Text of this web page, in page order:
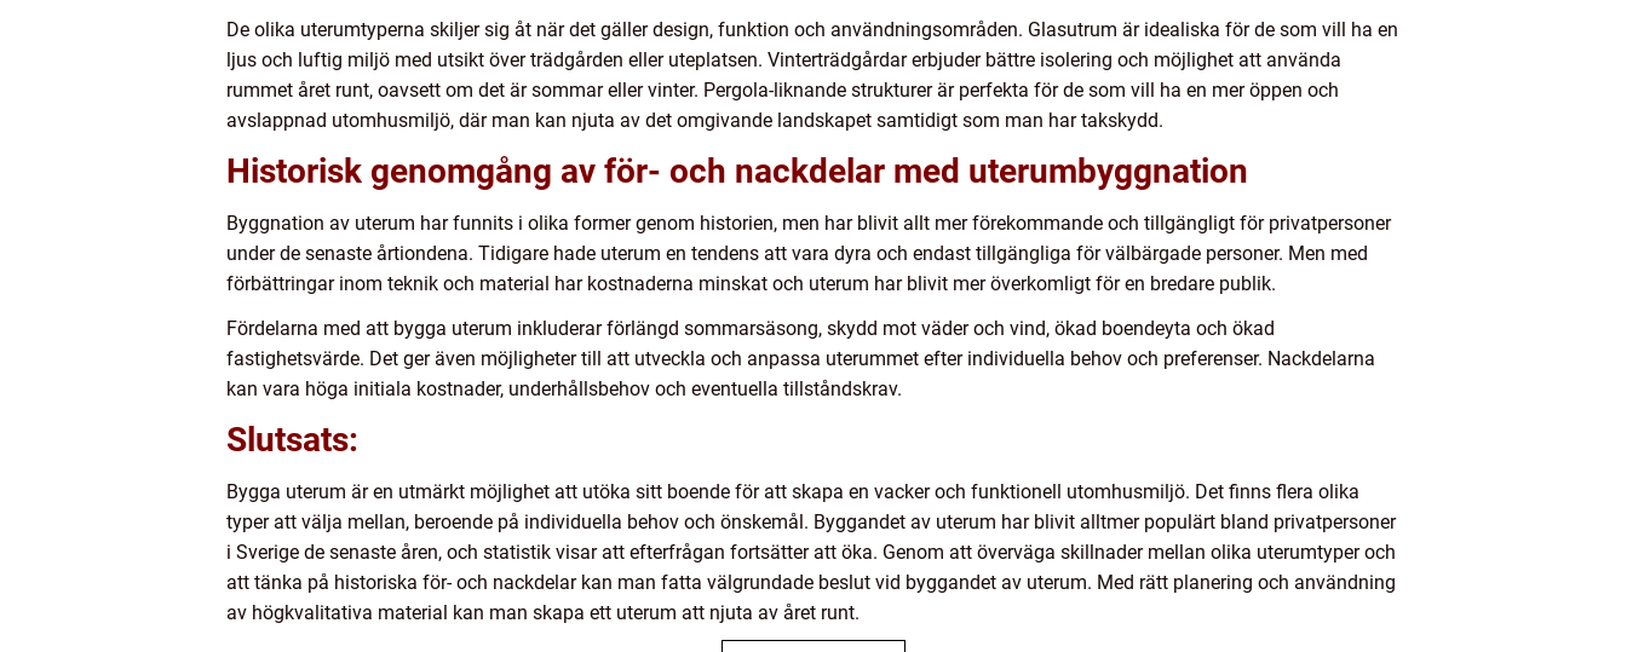
De olika uterumtyperna skiljer sig åt när det gäller design, funktion och användningsområden. Glasutrum är idealiska för de som vill ha en
ljus och luftig miljö med utsikt över trädgården eller uteplatsen. Vinterträdgårdar erbjuder bättre isolering och möjlighet att använda
rummet året runt, oavsett om det är sommar eller vinter. Pergola-liknande strukturer är perfekta för de som vill ha en mer öppen och
avslappnad utomhusmiljö, där man kan njuta av det omgivande landskapet samtidigt som man har takskydd.
Historisk genomgång av för- och nackdelar med uterumbyggnation
Byggnation av uterum har funnits i olika former genom historien, men har blivit allt mer förekommande och tillgängligt för privatpersoner
under de senaste årtiondena. Tidigare hade uterum en tendens att vara dyra och endast tillgängliga för välbärgade personer. Men med
förbättringar inom teknik och material har kostnaderna minskat och uterum har blivit mer överkomligt för en bredare publik.
Fördelarna med att bygga uterum inkluderar förlängd sommarsäsong, skydd mot väder och vind, ökad boendeyta och ökad
fastighetsvärde. Det ger även möjligheter till att utveckla och anpassa uterummet efter individuella behov och preferenser. Nackdelarna
kan vara höga initiala kostnader, underhållsbehov och eventuella tillståndskrav.
Slutsats:
Bygga uterum är en utmärkt möjlighet att utöka sitt boende för att skapa en vacker och funktionell utomhusmiljö. Det finns flera olika
typer att välja mellan, beroende på individuella behov och önskemål. Byggandet av uterum har blivit alltmer populärt bland privatpersoner
i Sverige de senaste åren, och statistik visar att efterfrågan fortsätter att öka. Genom att överväga skillnader mellan olika uterumtyper och
att tänka på historiska för- och nackdelar kan man fatta välgrundade beslut vid byggandet av uterum. Med rätt planering och användning
av högkvalitativa material kan man skapa ett uterum att njuta av året runt.